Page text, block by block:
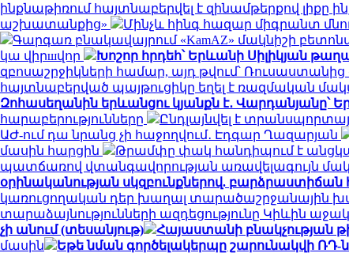
ինքնաթիռում հայտնաբերվել է զինամթերքով լիքը
աշխատանքից»
Մինչև հինգ հազար միգրանտ
Գարգառ բնակավայրում «KamAZ» մակնիշի
կա վիրшվոր
Խոշոր հրդեհ՝ Երևանի Սիլիկյան
զբոսաշրջիկների համար, այդ թվում՝
հայտնաբերված պայթուցիկը եղել է ռազմական
Զոհասեղանին երևանցու կյանքն է․ Վարդանյանը՝
հարաբերությունները
Ընդլայնվել է
ԱԺ-ում դա նրանց չի հաջողվում․ Էդգար Ղազարյան
մասին հարցին
Թրամփը փակ հանդիպում է
պատճառով վտանգավորության առավելագույն
օրինականության սկզբունքներով. բարձրաստիճան
կառուցողական դեր խաղալ տարածաշրջանային
տարաձայնությունների ազդեցությունը Կիևին
չի անում (տեսանյութ)
Հայաստանի բնակչության
մասին
Եթե նման գործելակերպը շարունակվի ՌԴ-